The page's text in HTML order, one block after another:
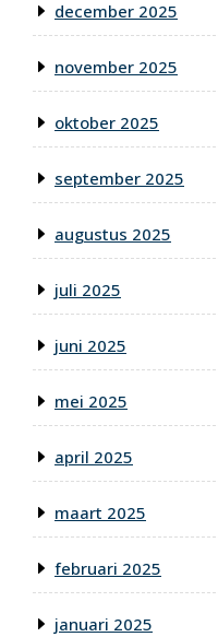
december 2025
november 2025
oktober 2025
september 2025
augustus 2025
juli 2025
juni 2025
mei 2025
april 2025
maart 2025
februari 2025
januari 2025